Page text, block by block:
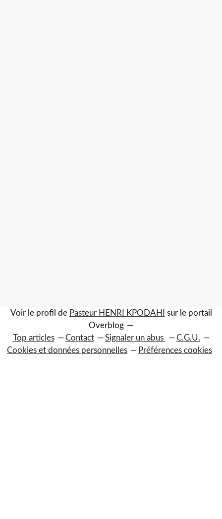
Voir le profil de Pasteur HENRI KPODAHI
sur le portail
Overblog
Top articles
Contact Signaler un abus
C.G.U.
Cookies et données personnelles
Préférences cookies